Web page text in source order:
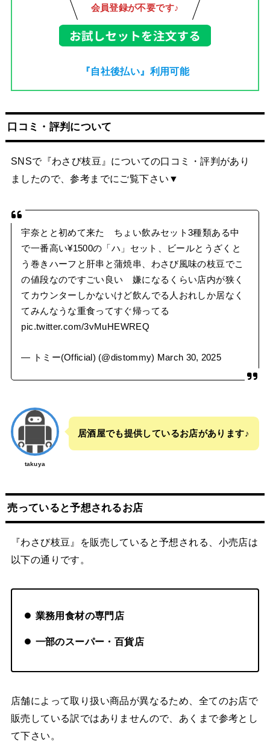
会員登録が不要です♪
『自社後払い』利用可能
口コミ・評判について
SNSで『わさび枝豆』についての口コミ・評判があり
ましたので、参考までにご覧下さい▼
宇奈とと初めて来た ちょい飲みセット3種類ある中
で一番高い¥1500の「ハ」セット、ビールとうざくと
う巻きハーフと肝串と蒲焼串、わさび風味の枝豆でこ
の値段なのですごい良い 嫌になるくらい店内が狭く
てカウンターしかないけど飲んでる人おれしか居なく
てみんなうな重食ってすぐ帰ってる
pic.twitter.com/3vMuHEWREQ
— トミー(Official) (@distommy) March 30, 2025
takuya
居酒屋でも提供しているお店があります♪
売っていると予想されるお店
『わさび枝豆』を販売していると予想される、小売店は
以下の通りです。
業務用食材の専門店
一部のスーパー・百貨店
店舗によって取り扱い商品が異なるため、全てのお店で
販売している訳ではありませんので、あくまで参考とし
て下さい。